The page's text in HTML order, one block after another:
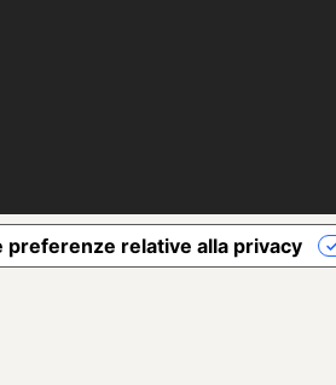
preferenze relative alla privacy